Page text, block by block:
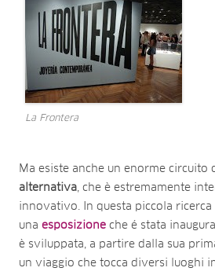
La Frontera
Ma esiste anche un enorme circuito
alternativa, che è estremamente
innovativo. In questa piccola
una esposizione che é stata
è sviluppata, a partire dalla sua
un viaggio che tocca diversi luoghi